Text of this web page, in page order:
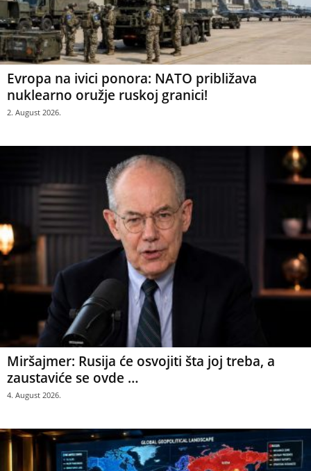
Evropa na ivici ponora: NATO približava
nuklearno oružje ruskoj granici!
2. August 2026.
Miršajmer: Rusija će osvojiti šta joj treba, a
zaustaviće se ovde …
4. August 2026.